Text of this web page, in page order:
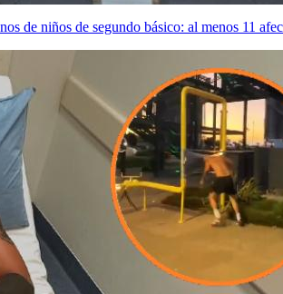
de niños de segundo básico: al menos 11